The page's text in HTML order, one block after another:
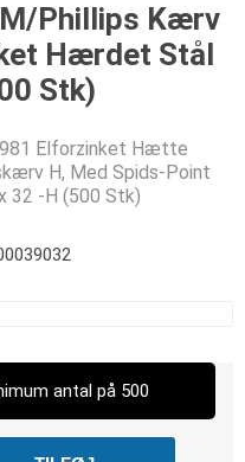
Phillips Kærv
Hærdet Stål
Stk)
Elforzinket Hætte
H, Med Spids-Point
32 -H (500 Stk)
antal på 500